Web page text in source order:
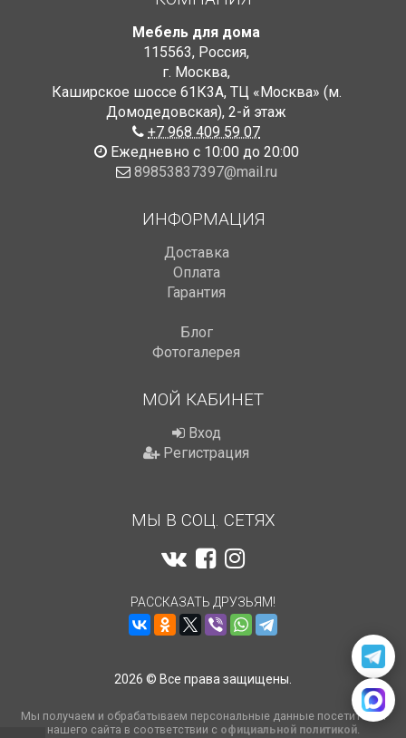
Мебель для дома
115563, Россия,
г. Москва,
Каширское шоссе 61К3А, ТЦ «Москва» (м.
Домодедовская), 2-й этаж
+7 968 409 59 07
Ежедневно с 10:00 до 20:00
89853837397@mail.ru
ИНФОРМАЦИЯ
Доставка
Оплата
Гарантия
Блог
Фотогалерея
МОЙ КАБИНЕТ
Вход
Регистрация
МЫ В СОЦ. СЕТЯХ
РАССКАЗАТЬ ДРУЗЬЯМ!
2026 © Все права защищены.
Мы получаем и обрабатываем персональные данные посетителей
нашего сайта в соответствии с официальной политикой.